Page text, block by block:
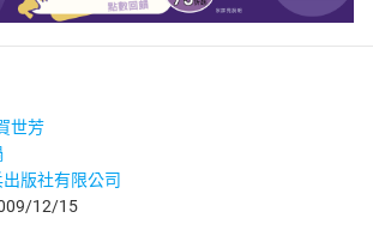
世芳
版社有限公司
12/15